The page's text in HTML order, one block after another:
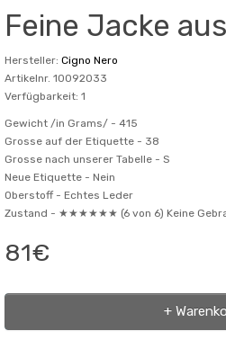
Feine Jacke
Hersteller: Cigno Nero
Artikelnr. 10092033
Verfügbarkeit: 1
Gewicht /in Grams/ - 415
Grosse auf der Etiquette - 38
Grosse nach unserer Tabelle - S
Neue Etiquette - Nein
Oberstoff - Echtes Leder
Zustand - ★★★★★★ (6 von 6) Keine
81€
+